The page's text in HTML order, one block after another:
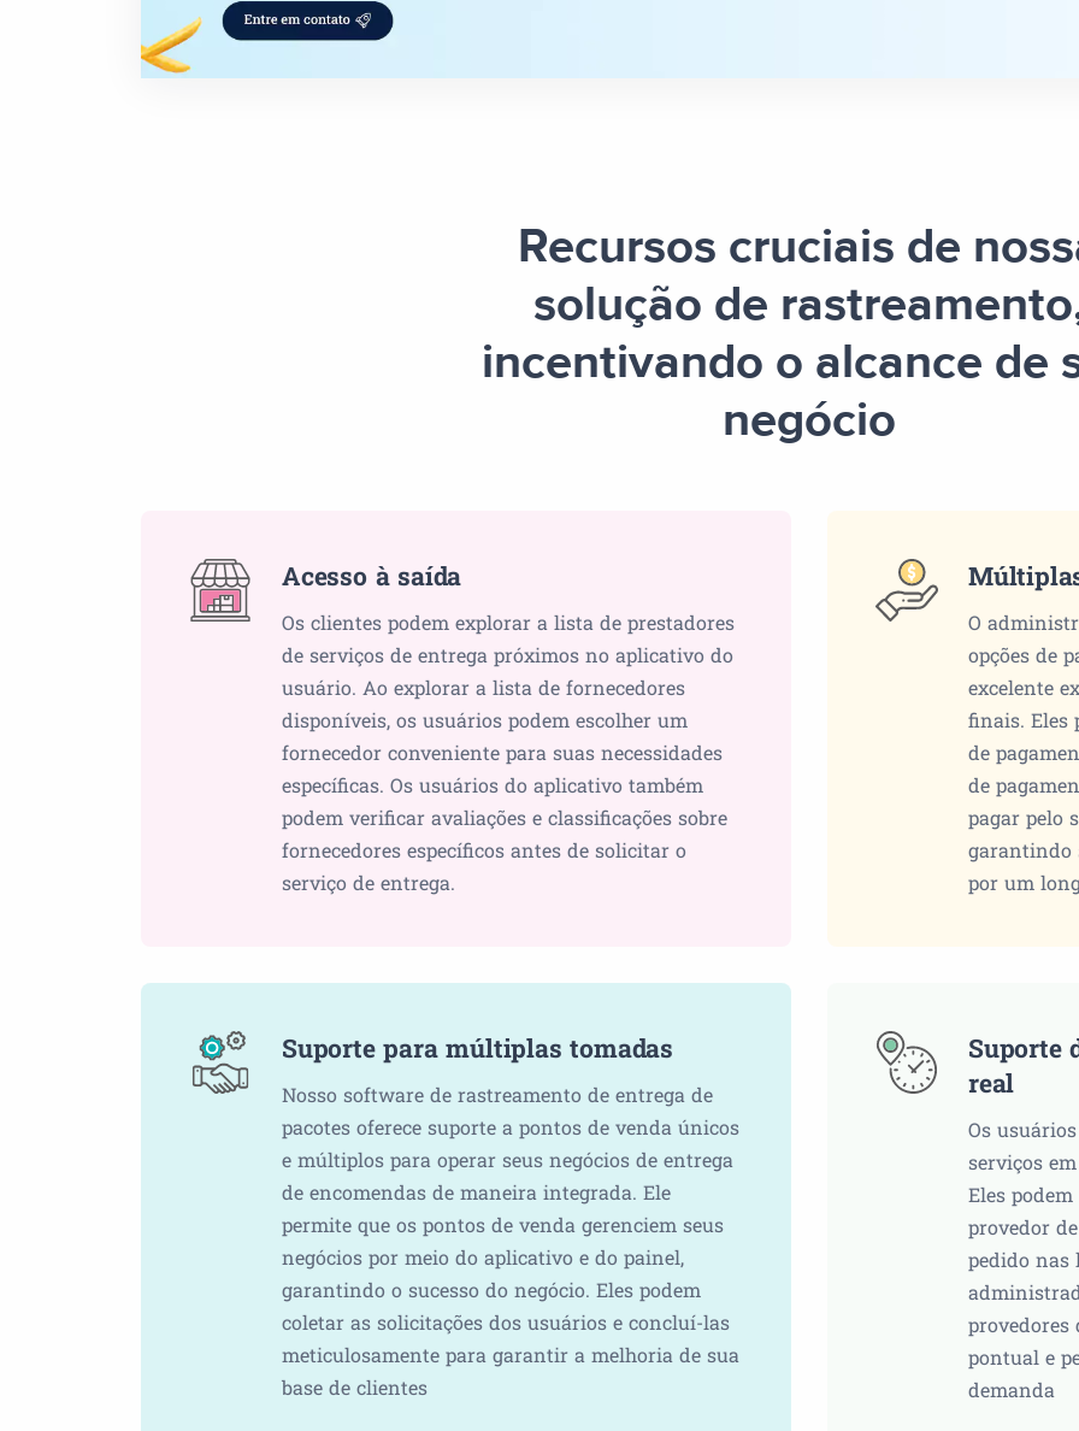
Recursos cruciais de
solução de
incentivando o alcance de
negócio
Acesso à saída
Os clientes podem explorar a lista de prestadores
de serviços de entrega próximos no aplicativo do
usuário. Ao explorar a lista de fornecedores
disponíveis, os usuários podem escolher um
fornecedor conveniente para suas necessidades
específicas. Os usuários do aplicativo também
podem verificar avaliações e classificações sobre
fornecedores específicos antes de solicitar o
serviço de entrega.
Suporte para múltiplas tomadas
Nosso software de rastreamento de entrega de
pacotes oferece suporte a pontos de venda únicos
e múltiplos para operar seus negócios de entrega
de encomendas de maneira integrada. Ele
permite que os pontos de venda gerenciem seus
negócios por meio do aplicativo e do painel,
garantindo o sucesso do negócio. Eles podem
coletar as solicitações dos usuários e concluí-las
meticulosamente para garantir a melhoria de sua
base de clientes
O
opções de
excelente
finais. Eles
de
de
pagar pelo
garantindo
por um
Suporte
real
Os
serviços
Eles
provedor
pedido nas
provedores
pontual e
demanda